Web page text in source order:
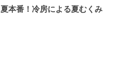
夏本番！冷房による夏むくみ